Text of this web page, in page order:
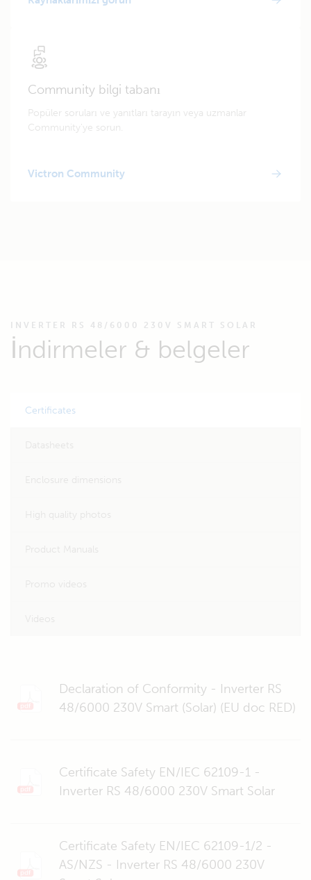
Community bilgi tabanı
Popüler soruları ve yanıtları tarayın veya uzmanlar
Community'ye sorun.
Victron Community
INVERTER RS 48/6000 230V SMART SOLAR
İndirmeler & belgeler
Certificates
Declaration of Conformity - Inverter RS
48/6000 230V Smart (Solar) (EU doc RED)
Certificate Safety EN/IEC 62109-1 -
Inverter RS 48/6000 230V Smart Solar
Certificate Safety EN/IEC 62109-1/2 -
AS/NZS - Inverter RS 48/6000 230V